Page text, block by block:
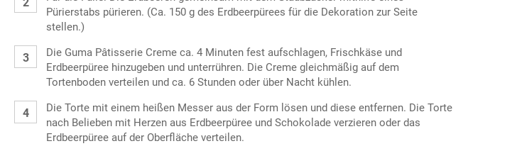
Pürierstabs pürieren. (Ca. 150 g des Erdbeerpürees für die Dekoration zur Seite
stellen.)
Die Guma Pâtisserie Creme ca. 4 Minuten fest aufschlagen, Frischkäse und
Erdbeerpüree hinzugeben und unterrühren. Die Creme gleichmäßig auf dem
Tortenboden verteilen und ca. 6 Stunden oder über Nacht kühlen.
Die Torte mit einem heißen Messer aus der Form lösen und diese entfernen. Die Torte
nach Belieben mit Herzen aus Erdbeerpüree und Schokolade verzieren oder das
Erdbeerpüree auf der Oberfläche verteilen.